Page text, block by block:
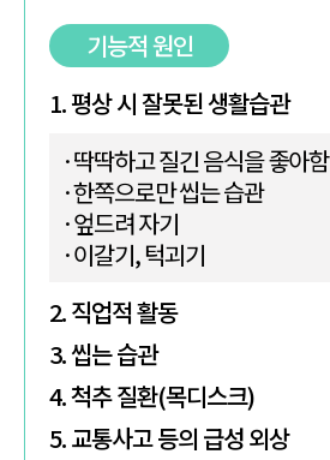
기능적 원인
1. 평상 시 잘못된 생활습관
딱딱하고 질긴 음식을 좋아함
한쪽으로만 씹는 습관
엎드려 자기
이갈기, 턱괴기
2. 직업적 활동
3. 씹는 습관
4. 척추 질환(목디스크)
5. 교통사고 등의 급성 외상